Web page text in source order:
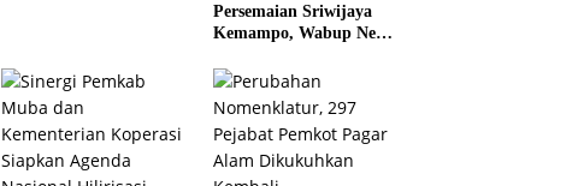
Persemaian Sriwijaya
Kemampo, Wabup Neta
Komitmen Pemkab
Banyuasin Dukung
Penghijauan